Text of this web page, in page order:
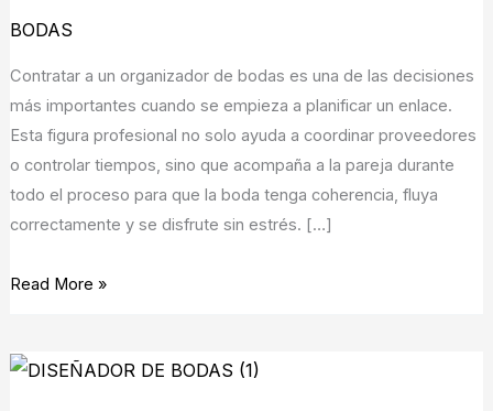
BODAS
Contratar a un organizador de bodas es una de las decisiones
más importantes cuando se empieza a planificar un enlace.
Esta figura profesional no solo ayuda a coordinar proveedores
o controlar tiempos, sino que acompaña a la pareja durante
todo el proceso para que la boda tenga coherencia, fluya
correctamente y se disfrute sin estrés. […]
de
bodas
antes
de
firmar
contrato
Read More »
Cómo